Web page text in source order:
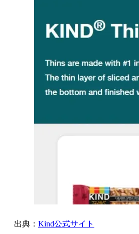
出典： Kind公式サイト